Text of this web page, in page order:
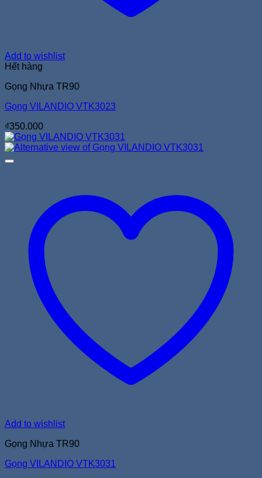
Add to wishlist
Hết hàng
Gọng Nhựa TR90
Gọng VILANDIO VTK3023
₫350.000
Add to wishlist
Gọng Nhựa TR90
Gọng VILANDIO VTK3031